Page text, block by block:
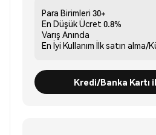
Para Birimleri 30+
En Düşük Ücret 0.8%
Varış Anında
En İyi Kullanım İlk satın alma/
Kredi/Banka Kartı